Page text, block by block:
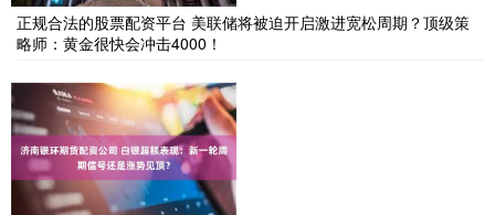
正规合法的股票配资平台 美联储将被迫开启激进宽松周期？顶级策
略师：黄金很快会冲击4000！